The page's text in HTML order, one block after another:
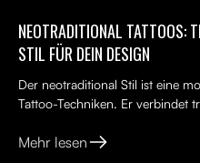
NEOTRADITIONAL TATTOOS:
STIL FÜR DEIN DESIGN
Der neotraditional Stil ist eine
Tattoo-Techniken. Er verbindet
Mehr lesen